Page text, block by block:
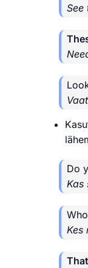
See
Do
Kas
Kes
That